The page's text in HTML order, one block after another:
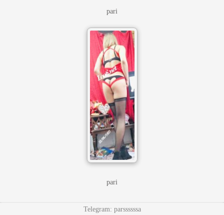
pari
pari
Telegram: parssssssa